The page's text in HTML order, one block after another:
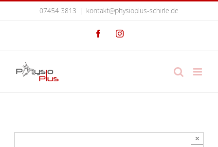
07454 3813 | kontakt@physioplus-schirle.de
FacebookInstagram
×